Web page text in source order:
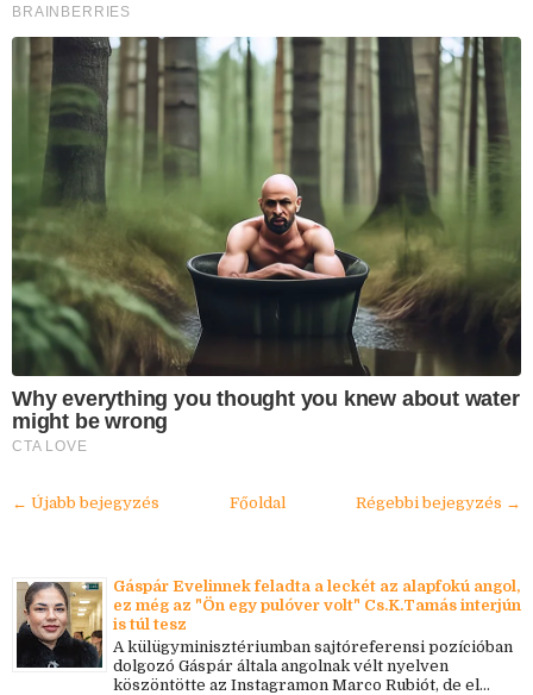
BRAINBERRIES
Why everything you thought you knew about water
might be wrong
CTA LOVE
← Újabb bejegyzés Régebbi bejegyzés →
Főoldal
Gáspár Evelinnek feladta a leckét az alapfokú angol,
ez még az "Ön egy pulóver volt" Cs.K.Tamás interjún
is túl tesz
A külügyminisztériumban sajtóreferensi pozícióban
dolgozó Gáspár általa angolnak vélt nyelven
köszöntötte az Instagramon Marco Rubiót, de el...